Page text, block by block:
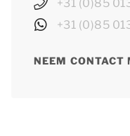
+31 (0)85
+31 (0)85
NEEM CONTACT